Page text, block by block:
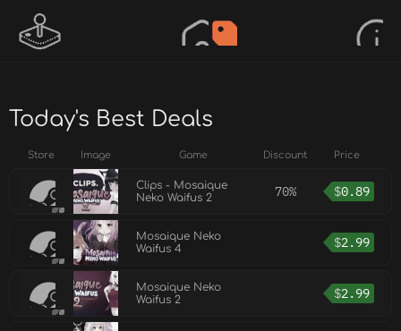
Today's Best Deals
Store Image Game Discount Price
Clips - Mosaique
Neko Waifus 2
70% $0.89
Mosaique Neko
Waifus 4
$2.99
Mosaique Neko
Waifus 2
$2.99